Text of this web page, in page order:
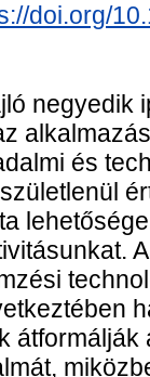
doi.org/
negyedik
és